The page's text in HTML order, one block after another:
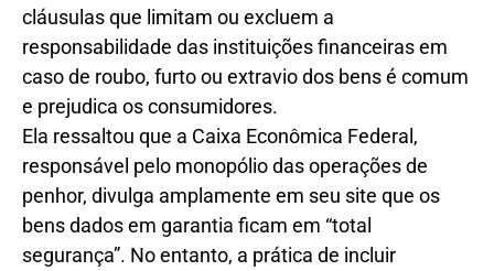
cláusulas que limitam ou excluem a
responsabilidade das instituições financeiras em
caso de roubo, furto ou extravio dos bens é comum
e prejudica os consumidores.
Ela ressaltou que a Caixa Econômica Federal,
responsável pelo monopólio das operações de
penhor, divulga amplamente em seu site que os
bens dados em garantia ficam em “total
segurança”. No entanto, a prática de incluir